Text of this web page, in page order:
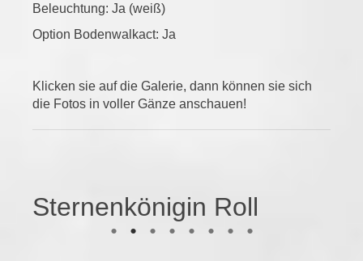
Beleuchtung: Ja (weiß)
Option Bodenwalkact: Ja
Klicken sie auf die Galerie, dann können sie sich
die Fotos in voller Gänze anschauen!
Sternenkönigin Roll